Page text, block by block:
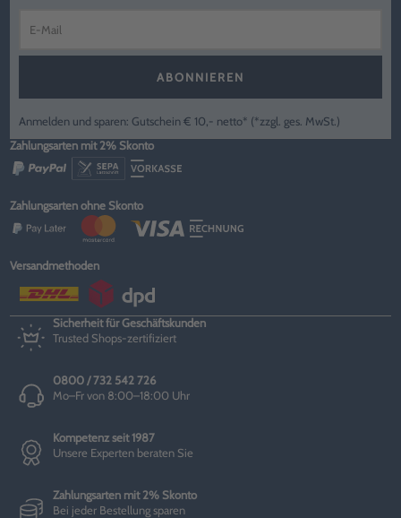
ABONNIEREN
Anmelden und sparen: Gutschein € 10,- netto* (*zzgl. ges. MwSt.)
Zahlungsarten mit 2% Skonto
Zahlungsarten ohne Skonto
Versandmethoden
Sicherheit für Geschäftskunden
Trusted Shops-zertifiziert
0800 / 732 542 726
Mo–Fr von 8:00–18:00 Uhr
Kompetenz seit 1987
Unsere Experten beraten Sie
Zahlungsarten mit 2% Skonto
Bei jeder Bestellung sparen